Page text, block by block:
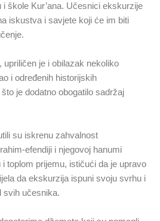
škole Kur’ana. Učesnici ekskurzije
iskustva i savjete koji će im biti
upriličen je i obilazak nekoliko
i određenih historijskih
je dodatno obogatilo sadržaj
su iskrenu zahvalnost
efendiji i njegovoj hanumi
toplom prijemu, ističući da je upravo
da ekskurzija ispuni svoju svrhu i
svih učesnika.